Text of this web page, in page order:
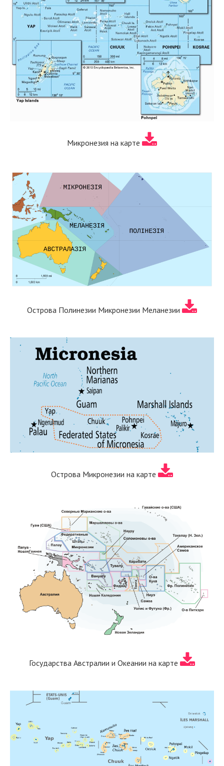
Микронезия на карте
Острова Полинезии Микронезии Меланезии
Острова Микронезии на карте
Государства Австралии и Океании на карте